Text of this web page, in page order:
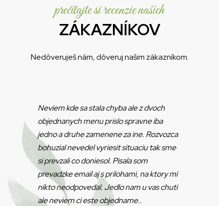
prečítajte si recenzie našich
ZÁKAZNÍKOV
Nedôveruješ nám, dôveruj našim zákazníkom.
Neviem kde sa stala chyba ale z dvoch
objednanych menu prislo spravne iba
jedno a druhe zamenene za ine. Rozvozca
bohuzial nevedel vyriesit situaciu tak sme
si prevzali co doniesol. Pisala som
prevadzke email aj s prilohami, na ktory mi
nikto neodpovedal. Jedlo nam u vas chuti
ale neviem ci este objedname..